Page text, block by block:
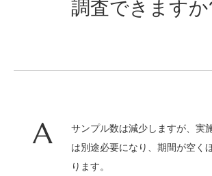
調査できますか
サンプル数は減少しますが、実
は別途必要になり、期間が空く
ります。